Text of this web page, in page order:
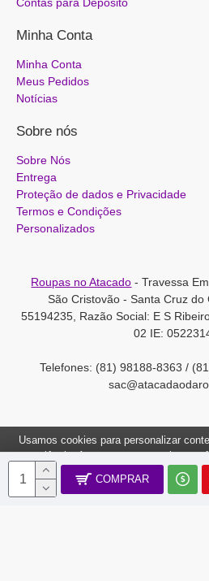
COMPRAR
Minha Conta
Minha Conta
Meus Pedidos
Notícias
Sobre nós
Sobre Nós
Entrega
Proteção de dados e Privacidade
Termos e Condições
Personalizados
Roupas no Atacado - Travessa
São Cristovão - Santa Cruz do
55194235, Razão Social: E S
02 IE:
Telefones: (81) 98188-8363 /
Roupas no Atacado 2012-2022,
Usamos cookies para personalizar
experiência. Ao navegar neste site,
Política de Cookies.